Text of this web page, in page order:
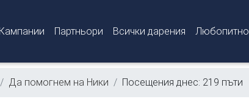
Кампании Партньори Всички дарения Любопитно
Да помогнем на Ники Посещения днес: 219 пъти